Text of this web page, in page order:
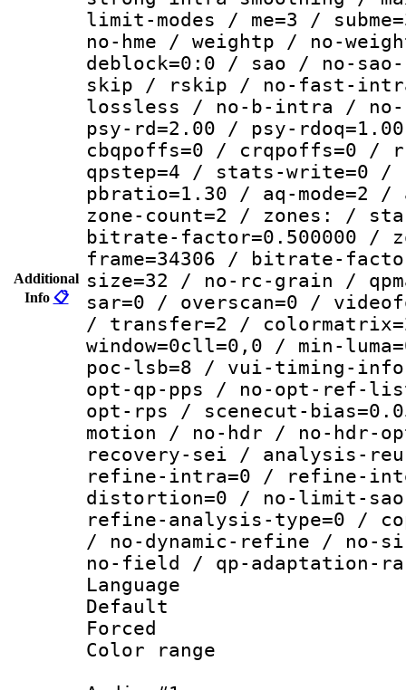
Additional
Info 📋
limit-modes / me=3 /
no-hme / weightp / no-
deblock=0:0 / sao / no-
skip / rskip / no-fast-
lossless / no-b-intra /
psy-rd=2.00 / psy-
cbqpoffs=0 / crqpoffs=0 /
qpstep=4 / stats-write=0
pbratio=1.30 / aq-mode=2
zone-count=2 / zones: /
bitrate-factor=0.500000 /
frame=34306 / bitrate-
size=32 / no-rc-grain /
sar=0 / overscan=0 /
/ transfer=2 /
window=0cll=0,0 / min-
poc-lsb=8 / vui-timing-
opt-qp-pps / no-opt-ref-
opt-rps / scenecut-
motion / no-hdr / no-hdr-
recovery-sei / analysis-
refine-intra=0 / refine-
distortion=0 / no-limit-
refine-analysis-type=0 /
/ no-dynamic-refine / no-
no-field / qp-adaptation-
Language
Default
Color